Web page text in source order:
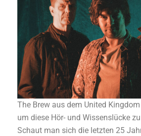
The Brew aus dem United
um diese Hör- und Wissenslücke
Schaut man sich die letzten 25